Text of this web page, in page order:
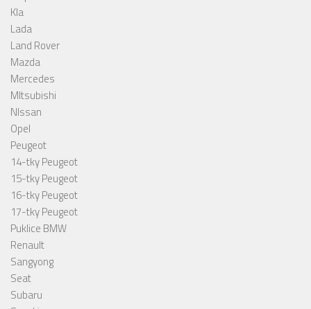
KIa
Lada
Land Rover
Mazda
Mercedes
MItsubishi
NIssan
Opel
Peugeot
14-tky Peugeot
15-tky Peugeot
16-tky Peugeot
17-tky Peugeot
Puklice BMW
Renault
Sangyong
Seat
Subaru